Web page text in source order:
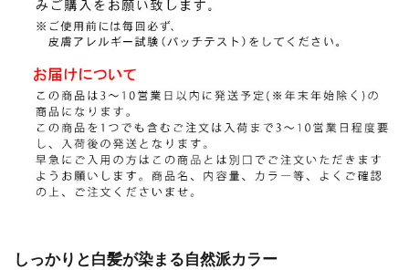
しっかりと白髪が染まる自然派カラー